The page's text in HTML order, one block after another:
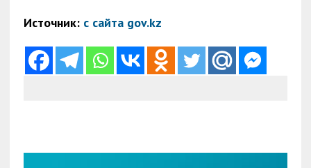
Источник: с сайта gov.kz